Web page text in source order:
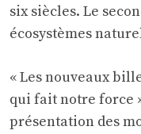
six siècles. Le
écosystèmes
« Les nouveaux
qui fait notre force
présentation des